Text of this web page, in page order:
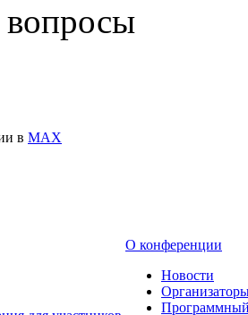
вопросы
в МАХ
О конференции
Новости